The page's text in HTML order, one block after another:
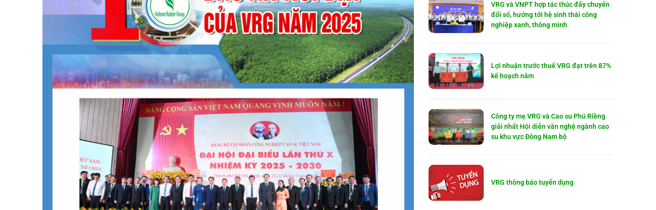
VRG và VNPT hợp tác thúc đẩy chuyển
đổi số, hướng tới hệ sinh thái công
nghiệp xanh, thông minh
Lợi nhuận trước thuế VRG đạt trên 87%
kế hoạch năm
Công ty mẹ VRG và Cao su Phú Riềng
giải nhất Hội diễn văn nghệ ngành cao
su khu vực Đông Nam bộ
VRG thông báo tuyển dụng